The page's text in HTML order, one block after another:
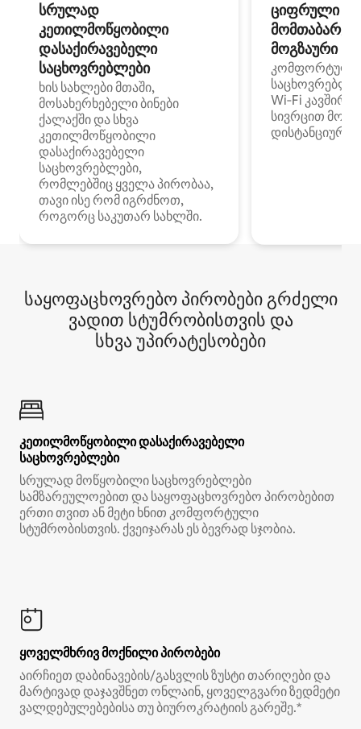
სრულად
კეთილმოწყობილი
დასაქირავებელი
საცხოვრებლები
ხის სახლები მთაში,
მოსახერხებელი ბინები
ქალაქში და სხვა
კეთილმოწყობილი
დასაქირავებელი
საცხოვრებლები,
რომლებშიც ყველა პირობაა,
თავი ისე რომ იგრძნოთ,
როგორც საკუთარ სახლში.
ციფრული
მოგზაური
კომფორტული
Wi‑Fi
სივრცით
დისტანციური
საყოფაცხოვრებო პირობები გრძელი
ვადით სტუმრობისთვის და
სხვა უპირატესობები
კეთილმოწყობილი დასაქირავებელი
საცხოვრებლები
სრულად მოწყობილი საცხოვრებლები
სამზარეულოებით და საყოფაცხოვრებო პირობებით
ერთი თვით ან მეტი ხნით კომფორტული
სტუმრობისთვის. ქვეიჯარას ეს ბევრად სჯობია.
ყოველმხრივ მოქნილი პირობები
აირჩიეთ დაბინავების/გასვლის ზუსტი თარიღები და
მარტივად დაჯავშნეთ ონლაინ, ყოველგვარი ზედმეტი
ვალდებულებებისა თუ ბიუროკრატიის გარეშე.*